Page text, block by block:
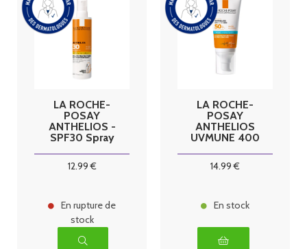
LA ROCHE-
POSAY
ANTHELIOS -
SPF30 Spray
Corps, 200ml
12.99€
En rupture de
stock
LA ROCHE-
POSAY
ANTHELIOS
UVMUNE 400
Hydratante
14.99 €
En stock